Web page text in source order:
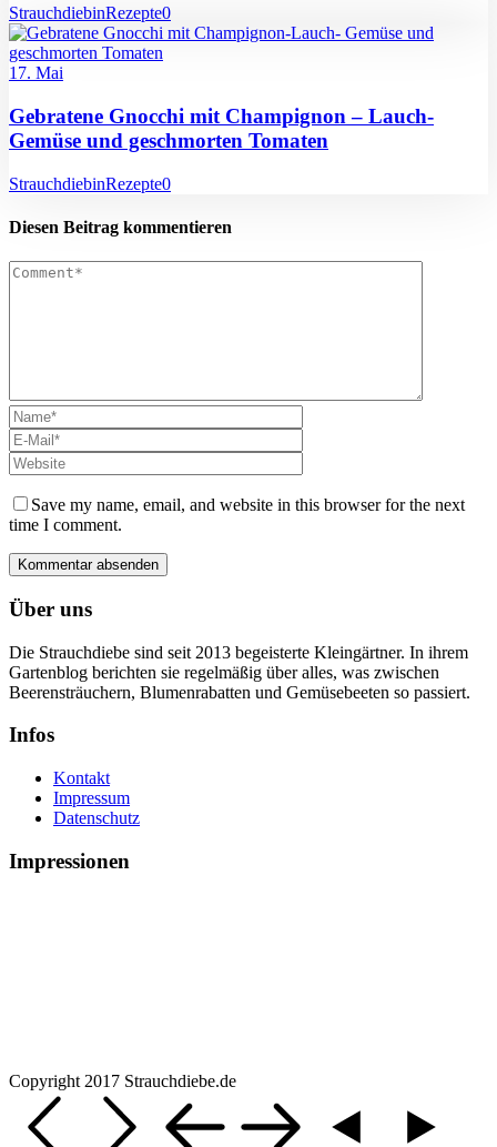
StrauchdiebinRezepte0
17. Mai
Gebratene Gnocchi mit Champignon – Lauch-
Gemüse und geschmorten Tomaten
StrauchdiebinRezepte0
Diesen Beitrag kommentieren
Save my name, email, and website in this browser for the next
time I comment.
Über uns
Die Strauchdiebe sind seit 2013 begeisterte Kleingärtner. In ihrem
Gartenblog berichten sie regelmäßig über alles, was zwischen
Beerensträuchern, Blumenrabatten und Gemüsebeeten so passiert.
Infos
Kontakt
Impressum
Datenschutz
Impressionen
Copyright 2017 Strauchdiebe.de